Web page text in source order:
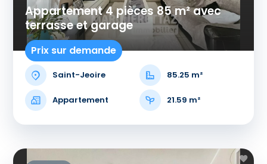
Appartement 4 pièces 85 m² avec
terrasse et garage
Prix sur demande
Saint-Jeoire 85.25 m²
Appartement 21.59 m²